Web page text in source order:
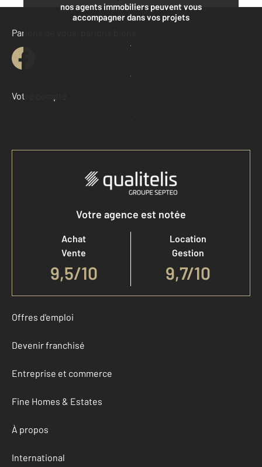
nos agents immobiliers peuvent vous
accompagner dans vos projets
Contacter l'agence
Demander une estimation
Parlons de vous, parlons biens
Votre compte :
Accéder à mon compte
Votre agence est notée
Achat
Vente
9,5/10
Location
Gestion
9,7/10
Offres d'emploi
Devenir franchisé
Entreprise et commerce
Fine Homes & Estates
À propos
International